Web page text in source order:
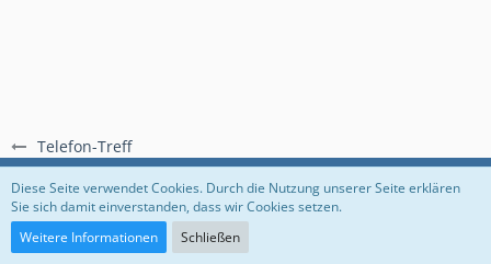
Telefon-Treff
Regeln Datenschutzerklärung Impressum
Community-Software:
Diese Seite verwendet Cookies. Durch die Nutzung unserer Seite erklären
Sie sich damit einverstanden, dass wir Cookies setzen.
Weitere Informationen
Schließen